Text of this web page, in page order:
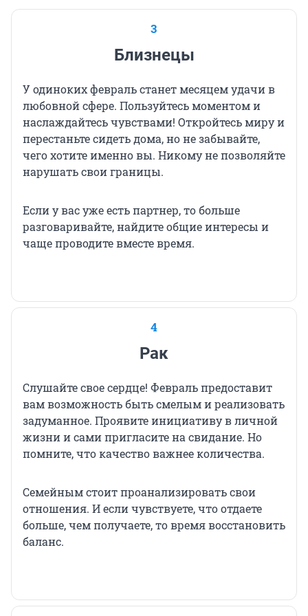
3
Близнецы
У одиноких февраль станет месяцем удачи в
любовной сфере. Пользуйтесь моментом и
наслаждайтесь чувствами! Откройтесь миру и
перестаньте сидеть дома, но не забывайте,
чего хотите именно вы. Никому не позволяйте
нарушать свои границы.
Если у вас уже есть партнер, то больше
разговаривайте, найдите общие интересы и
чаще проводите вместе время.
4
Рак
Слушайте свое сердце! Февраль предоставит
вам возможность быть смелым и реализовать
задуманное. Проявите инициативу в личной
жизни и сами пригласите на свидание. Но
помните, что качество важнее количества.
Семейным стоит проанализировать свои
отношения. И если чувствуете, что отдаете
больше, чем получаете, то время восстановить
баланс.